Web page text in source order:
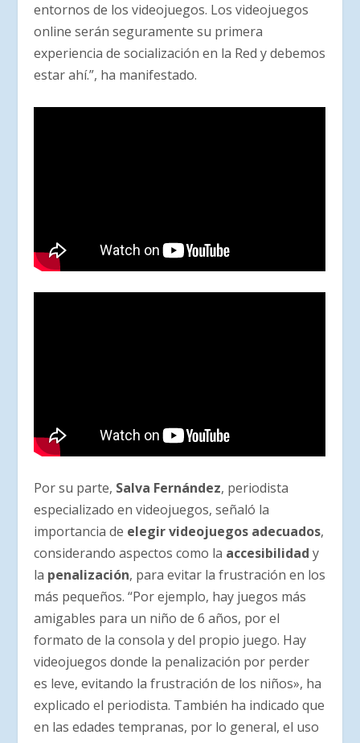
entornos de los videojuegos. Los videojuegos
online serán seguramente su primera
experiencia de socialización en la Red y debemos
estar ahí.”, ha manifestado.
Por su parte, Salva Fernández, periodista
especializado en videojuegos, señaló la
importancia de elegir videojuegos adecuados,
considerando aspectos como la accesibilidad y
la penalización, para evitar la frustración en los
más pequeños. “Por ejemplo, hay juegos más
amigables para un niño de 6 años, por el
formato de la consola y del propio juego. Hay
videojuegos donde la penalización por perder
es leve, evitando la frustración de los niños», ha
explicado el periodista. También ha indicado que
en las edades tempranas, por lo general, el uso